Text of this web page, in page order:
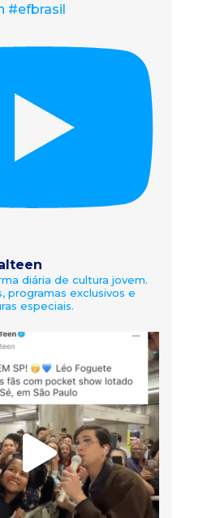
#efbrasil
diária de cultura jovem.
programas exclusivos e
especiais.